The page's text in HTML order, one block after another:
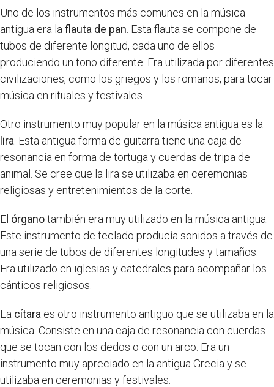
Uno de los instrumentos más comunes en la música
antigua era la flauta de pan . Esta flauta se compone de
tubos de diferente longitud, cada uno de ellos
produciendo un tono diferente. Era utilizada por diferentes
civilizaciones, como los griegos y los romanos, para tocar
música en rituales y festivales.
Otro instrumento muy popular en la música antigua es la
lira . Esta antigua forma de guitarra tiene una caja de
resonancia en forma de tortuga y cuerdas de tripa de
animal. Se cree que la lira se utilizaba en ceremonias
religiosas y entretenimientos de la corte.
El órganotambién era muy utilizado en la música antigua.
Este instrumento de teclado producía sonidos a través de
una serie de tubos de diferentes longitudes y tamaños.
Era utilizado en iglesias y catedrales para acompañar los
cánticos religiosos.
La cítara es otro instrumento antiguo que se utilizaba en la
música. Consiste en una caja de resonancia con cuerdas
que se tocan con los dedos o con un arco. Era un
instrumento muy apreciado en la antigua Grecia y se
utilizaba en ceremonias y festivales.